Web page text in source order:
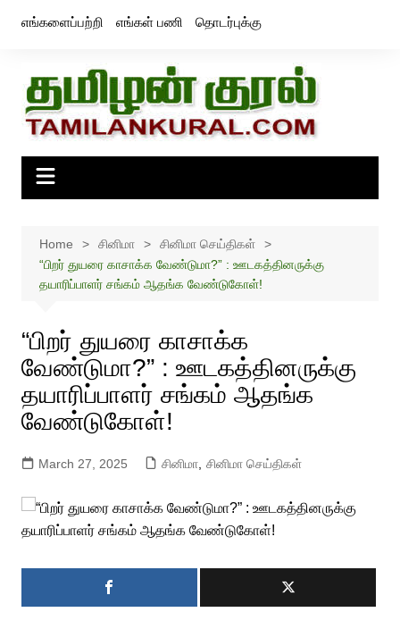
எங்களைப்பற்றி எங்கள் பணி தொடர்புக்கு
Home சினிமா
சினிமா செய்திகள்
“பிறர் துயரை காசாக்க வேண்டுமா?” : ஊடகத்தினருக்கு
தயாரிப்பாளர் சங்கம் ஆதங்க வேண்டுகோள்!
“பிறர் துயரை காசாக்க
வேண்டுமா?” : ஊடகத்தினருக்கு
தயாரிப்பாளர் சங்கம் ஆதங்க
வேண்டுகோள்!
March 27, 2025 சினிமா, சினிமா செய்திகள்